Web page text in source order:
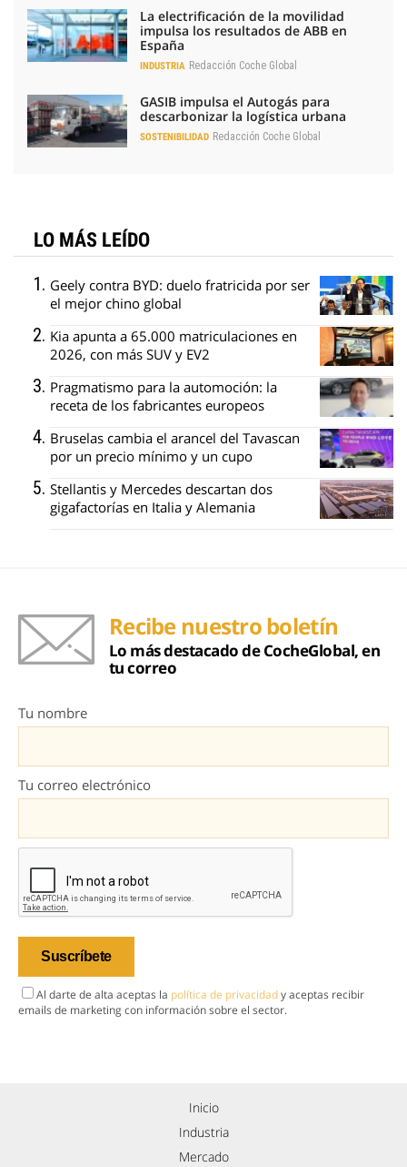
La electrificación de la movilidad
impulsa los resultados de ABB en
España
INDUSTRIA Redacción Coche Global
GASIB impulsa el Autogás para
descarbonizar la logística urbana
SOSTENIBILIDAD Redacción Coche Global
LO MÁS LEÍDO
Geely contra BYD: duelo fratricida por ser
el mejor chino global
Kia apunta a 65.000 matriculaciones en
2026, con más SUV y EV2
Pragmatismo para la automoción: la
receta de los fabricantes europeos
Bruselas cambia el arancel del Tavascan
por un precio mínimo y un cupo
Stellantis y Mercedes descartan dos
gigafactorías en Italia y Alemania
Recibe nuestro boletín
Lo más destacado de CocheGlobal, en
tu correo
Tu nombre
Tu correo electrónico
Al darte de alta aceptas la política de privacidady aceptas recibir
emails de marketing con información sobre el sector.
Inicio
Industria
Mercado